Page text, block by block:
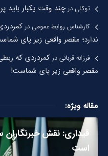
توکلیدرچند وقت یکبار باید
کارشناس روابط عمومیدر
ندارد؛ مقصر واقعی زیر پای
فرزانه قربانیدر کمردردی که
مقصر واقعی زیر پای شماست!
مقاله ویژه:
قیداری: نقش خبرنگاران
است